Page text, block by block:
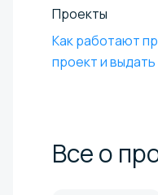
Проекты
Как работают
проект и
Все о